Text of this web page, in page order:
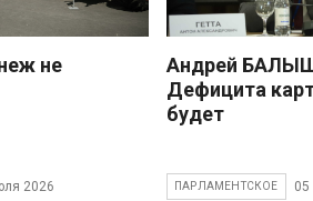
не
2026
Андрей
Дефицита
будет
ПАРЛАМЕНТСКОЕ 05